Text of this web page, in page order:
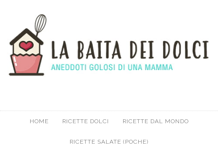
HOME RICETTE DOLCI RICETTE DAL MONDO
RICETTE SALATE (POCHE)